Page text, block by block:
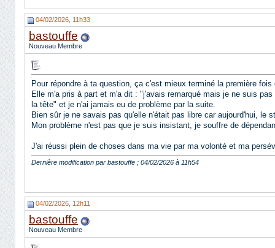
04/02/2026, 11h33
bastouffe
Nouveau Membre
Pour répondre à ta question, ça c'est mieux terminé la première
Elle m'a pris à part et m'a dit : "j'avais remarqué mais je ne suis
la tête" et je n'ai jamais eu de problème par la suite.
Bien sûr je ne savais pas qu'elle n'était pas libre car aujourd'hui,
Mon problème n'est pas que je suis insistant, je souffre de
J'ai réussi plein de choses dans ma vie par ma volonté et ma
Dernière modification par bastouffe ; 04/02/2026 à 11h54
04/02/2026, 12h11
bastouffe
Nouveau Membre